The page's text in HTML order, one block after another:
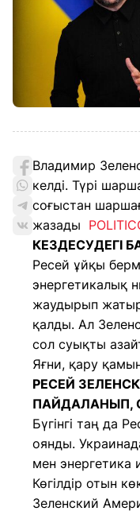
Владимир
келді. Түрі
соғыстан
жазады
КЕЗДЕСУДЕГІ
Ресей ұйқы
энергетикалық
жаудырып
қалды. Ал
сол суықты
Яғни, қару
РЕСЕЙ
ПАЙДАЛАНЫП,
Бүгінгі таң да
оянды.
мен
Көгілдір отын
Зеленский